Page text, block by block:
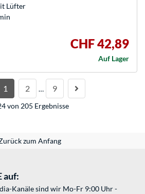
Lüfter
CHF 42,89
Auf Lager
1 2 … 9
von 205 Ergebnisse
zum Anfang
auf:
Kanäle sind wir Mo-Fr 9:00 Uhr -